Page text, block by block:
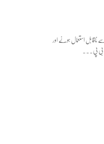
مقناطیسی پٹی کے حامل اے ٹی ایمز کے 31 دسمبر سے ناقابل استعمال ہونے اور
بی پی...